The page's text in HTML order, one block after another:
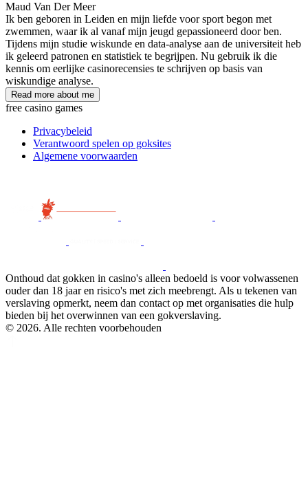
Maud Van Der Meer
Ik ben geboren in Leiden en mijn liefde voor sport begon met
zwemmen, waar ik al vanaf mijn jeugd gepassioneerd door ben.
Tijdens mijn studie wiskunde en data-analyse aan de universiteit heb
ik geleerd patronen en statistiek te begrijpen. Nu gebruik ik die
kennis om eerlijke casinorecensies te schrijven op basis van
wiskundige analyse.
Read more about me
free casino games
Privacybeleid
Verantwoord spelen op goksites
Algemene voorwaarden
Onthoud dat gokken in casino's alleen bedoeld is voor volwassenen
ouder dan 18 jaar en risico's met zich meebrengt. Als u tekenen van
verslaving opmerkt, neem dan contact op met organisaties die hulp
bieden bij het overwinnen van een gokverslaving.
© 2026. Alle rechten voorbehouden